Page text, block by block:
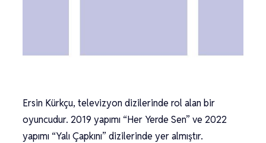
Ersin Kürkçu, televizyon dizilerinde rol alan bir
oyuncudur. 2019 yapımı “Her Yerde Sen” ve 2022
yapımı “Yalı Çapkını” dizilerinde yer almıştır.